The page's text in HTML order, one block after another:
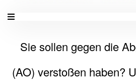
Sie sollen gegen die
(AO) verstoßen haben?